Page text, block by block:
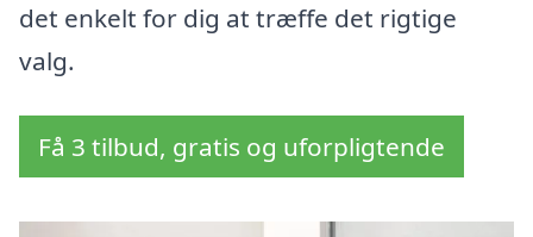
det enkelt for dig at træffe det rigtige
valg.
Få 3 tilbud, gratis og uforpligtende